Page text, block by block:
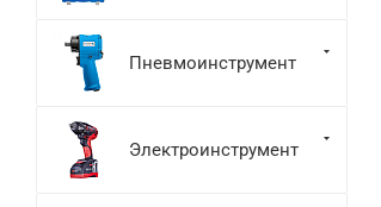
Пневмоинструмент
Электроинструмент